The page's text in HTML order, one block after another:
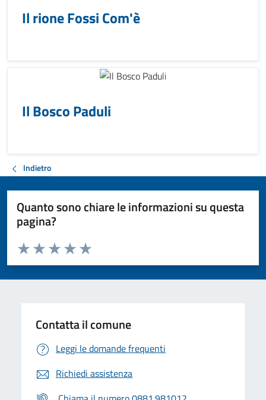
Il rione Fossi Com'è
Il Bosco Paduli
Indietro
Quanto sono chiare le informazioni su questa
pagina?
Valuta da 1 a 5 stelle la pagina
Valuta 5 stelle su 5
Valuta 4 stelle su 5
Valuta 3 stelle su 5
Valuta 2 stelle su 5
Valuta 1 stelle su 5
Contatta il comune
Leggi le domande frequenti
Richiedi assistenza